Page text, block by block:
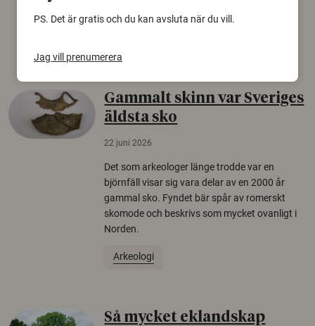
Gammalt skinn var Sveriges
äldsta sko
22 juni 2026
Det som arkeologer länge trodde var en
björnfäll visar sig vara delar av en 2000 år
gammal sko. Fyndet bär spår av romerskt
skomode och beskrivs som mycket ovanligt i
Norden.
Arkeologi
Så mycket eklandskap
PS. Det är gratis och du kan avsluta när du vill.
Jag vill prenumerera